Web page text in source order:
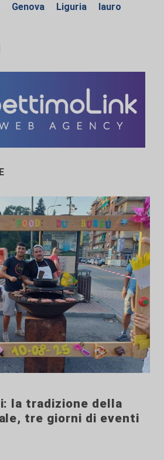
Genova Liguria lauro
la tradizione della
tre giorni di eventi